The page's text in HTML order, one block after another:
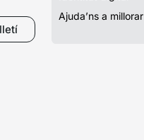
Ajuda’ns a millorar